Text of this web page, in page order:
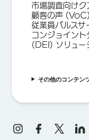
市場調査向けク
顧客の声
従業員パルスサ
コンジョイン
(DEI) ソリュー
その他のコンテン